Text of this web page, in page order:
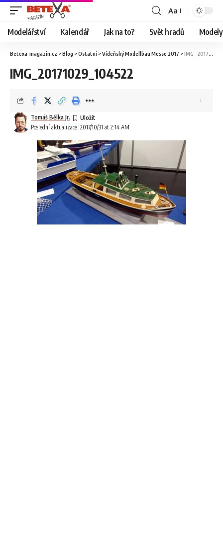
Aa
Modelářství Kalendář Jak na to? Svět hradů
Betexa-magazin.cz >Blog >Ostatní >Vídeňský Modellbau Messe 2017 >IMG_20171029_104522
IMG_20171029_104522
Poslední aktualizace: 2017/10/31 at 2:14 AM
Tomáš Bělka Jr.